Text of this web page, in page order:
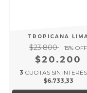
TROPICANA
$23.800 15% OFF
$20.200
3 CUOTAS SIN
$6.733,33